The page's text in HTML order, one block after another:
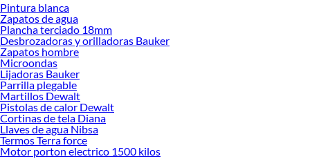
Desde remodelaciones hasta proyectos de decoración, estamos aquí para hacer
tus ideas realidad. ¡Visítanos y encuentra todo lo que tenemos para ofrecerte en
Encimeras!
Explora la variedad de productos de Encimeras en Sodimac
Herramientas, materiales y accesorios de calidad para tus proyectos y
renovación de espacios. ¡Visítanos y descubre todo lo que tenemos para
ofrecerte!
Encuentra una amplia variedad de productos de Encimeras en Sodimac.
Encuentra todo lo necesario para tus proyectos de renovación y decoración.
¡Visítanos y haz tus ideas realidad!
Pintura blanca
Zapatos de agua
Plancha terciado 18mm
Desbrozadoras y orilladoras Bauker
Zapatos hombre
Microondas
Lijadoras Bauker
Parrilla plegable
Martillos Dewalt
Pistolas de calor Dewalt
Cortinas de tela Diana
Llaves de agua Nibsa
Termos Terra force
Motor porton electrico 1500 kilos